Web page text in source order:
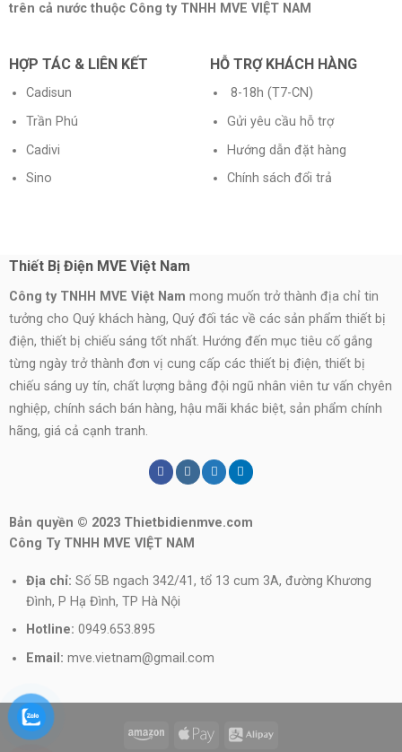
trên cả nước thuộc Công ty TNHH MVE VIỆT NAM
HỖ TRỢ KHÁCH HÀNG
8-18h (T7-CN)
Gửi yêu cầu hỗ trợ
Hướng dẫn đặt hàng
Chính sách đổi trả
HỢP TÁC & LIÊN KẾT
Cadisun
Trần Phú
Cadivi
Sino
Thiết Bị Điện MVE Việt Nam
Công ty TNHH MVE Việt Nam mong muốn trở thành địa chỉ tin
tưởng cho Quý khách hàng, Quý đối tác về các sản phẩm thiết bị
điện, thiết bị chiếu sáng tốt nhất. Hướng đến mục tiêu cố gắng
từng ngày trở thành đơn vị cung cấp các thiết bị điện, thiết bị
chiếu sáng uy tín, chất lượng bằng đội ngũ nhân viên tư vấn chyên
nghiệp, chính sách bán hàng, hậu mãi khác biệt, sản phẩm chính
hãng, giá cả cạnh tranh.
Bản quyền © 2023 Thietbidienmve.com
Công Ty TNHH MVE VIỆT NAM
Địa chỉ: Số 5B ngach 342/41, tổ 13 cum 3A, đường Khương
Đình, P Hạ Đình, TP Hà Nội
Hotline: 0949.653.895
Email: mve.vietnam@gmail.com